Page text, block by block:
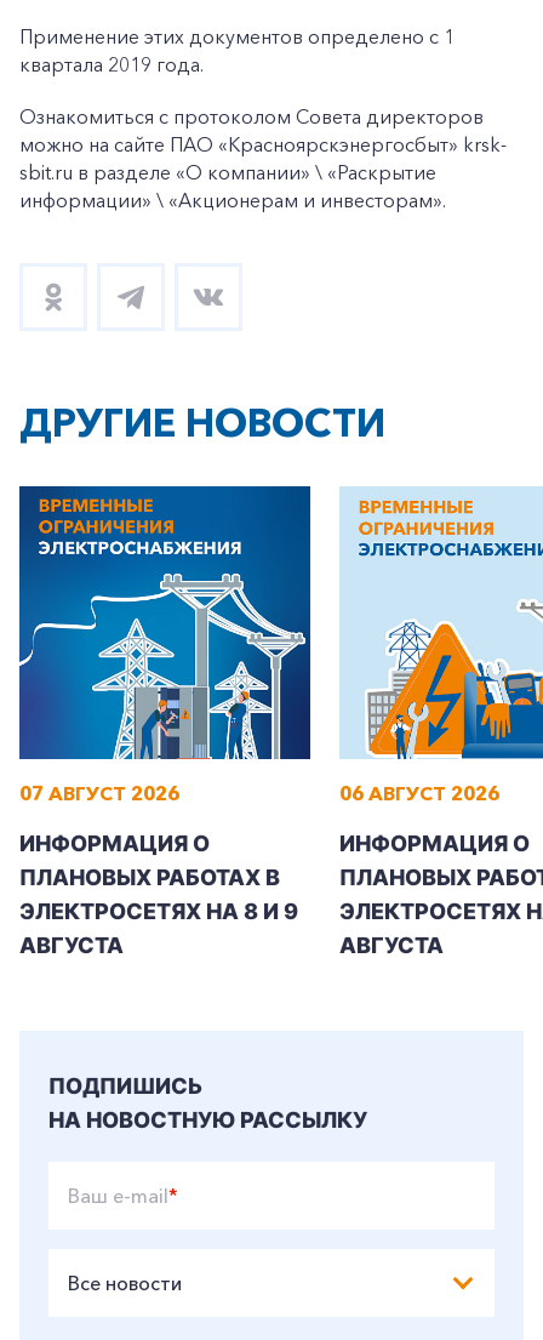
Заказать обратный звонок
Применение этих документов определено с 1
квартала 2019 года.
Ознакомиться с протоколом Совета директоров
можно на сайте ПАО «Красноярскэнергосбыт» krsk-
sbit.ru в разделе «О компании» \ «Раскрытие
информации» \ «Акционерам и инвесторам».
ДРУГИЕ НОВОСТИ
07 АВГУСТ 2026
ИНФОРМАЦИЯ О
ПЛАНОВЫХ РАБОТАХ В
ЭЛЕКТРОСЕТЯХ НА 8 И 9
АВГУСТА
06 АВГУСТ 2026
ИНФОРМАЦИЯ О
ПЛАНОВЫХ
ЭЛЕКТРОСЕТЯХ
АВГУСТА
ПОДПИШИСЬ
НА НОВОСТНУЮ РАССЫЛКУ
Ваш e-mail*
Все новости